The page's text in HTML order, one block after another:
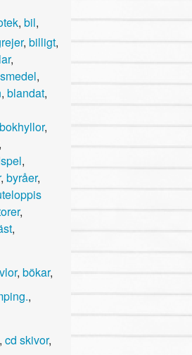
, bil,
, billigt,
,
,
, blandat,
bokhyllor,
,
, byråer,
,
,
, bökar,
,
, cd skivor,